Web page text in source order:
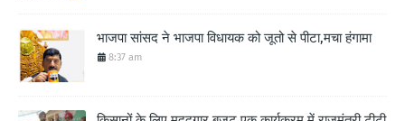
भाजपा सांसद ने भाजपा विधायक को जूतो से पीटा,मचा हंगामा
8:37 am